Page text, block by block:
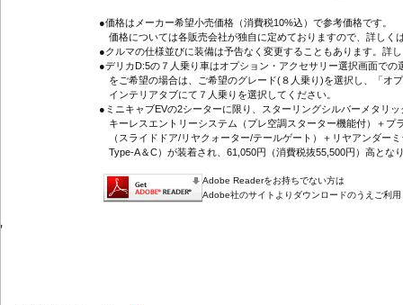
●価格はメーカー希望小売価格（消費税10%込）で参考価格です。
価格については各販売会社が独自に定めておりますので、詳しく
●クルマの仕様並びに装備は予告なく変更することもあります。詳
●デリカD:5の７人乗り車はオプション・アクセサリー選択画面での
をご希望の場合は、ご希望のグレード(８人乗り)を選択し、「オ
インテリアタブにて７人乗りを選択してください。
●ミニキャブEVの2シーターに限り、スターリングシルバーメタリ
キーレスエントリーシステム（プレ空調スターター機能付）＋プ
（スライドドア/リヤクォーター/テールゲート）＋リヤアンダー
Type-A＆C）が装着され、61,050円（消費税抜55,500円）高とな
Adobe Readerをお持ちでない方は
Adobe社のサイトよりダウンロードのうえご利
'